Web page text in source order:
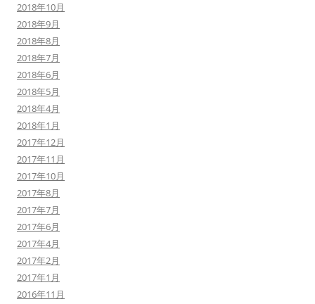
2018年10月
2018年9月
2018年8月
2018年7月
2018年6月
2018年5月
2018年4月
2018年1月
2017年12月
2017年11月
2017年10月
2017年8月
2017年7月
2017年6月
2017年4月
2017年2月
2017年1月
2016年11月